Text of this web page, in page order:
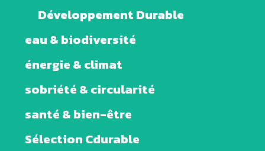
Développement Durable
eau & biodiversité
énergie & climat
sobriété & circularité
santé & bien-être
Sélection Cdurable